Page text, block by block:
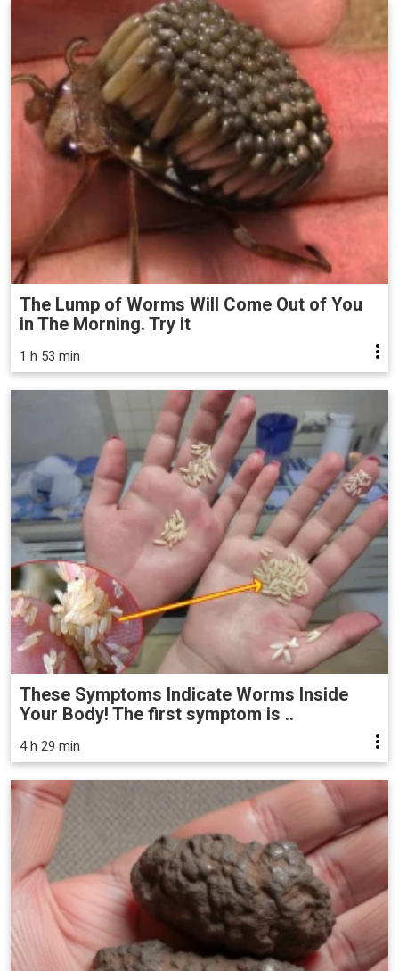
The Lump of Worms Will Come Out of You
in The Morning. Try it
1 h 53 min
These Symptoms Indicate Worms Inside
Your Body! The first symptom is ..
4 h 29 min